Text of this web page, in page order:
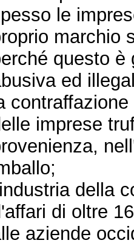
le
marchio
questo è
ed
imprese
della
di oltre
aziende